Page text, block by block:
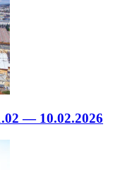
— 10.02.2026